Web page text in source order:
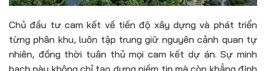
Chủ đầu tư cam kết về tiến độ xây dựng và phát triển
từng phân khu, luôn tập trung giữ nguyên cảnh quan tự
nhiên, đồng thời tuân thủ mọi cam kết dự án. Sự minh